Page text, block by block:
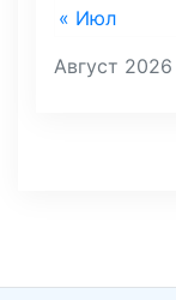
Август 2026
« Июл